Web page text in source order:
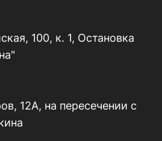
100, к. 1, Остановка
12А, на пересечении с